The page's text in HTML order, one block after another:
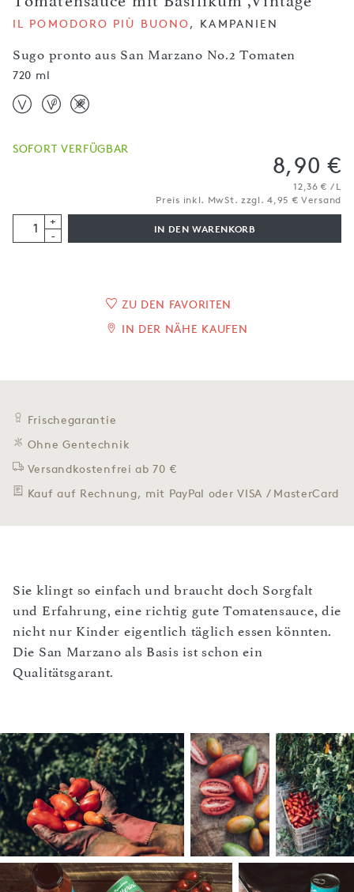
Sugo pronto aus San Marzano No.2 Tomaten
IL POMODORO PIÙ BUONO, KAMPANIEN
720 ml
SOFORT VERFÜGBAR
8,90 €
12,36 € / L
Preis inkl. MwSt. zzgl. 4,95 € Versand
+
-
IN DEN WARENKORB
ZU DEN FAVORITEN
IN DER NÄHE KAUFEN
Frischegarantie
Ohne Gentechnik
Versandkostenfrei ab 70 €
Kauf auf Rechnung, mit PayPal oder VISA / MasterCard
Sie klingt so einfach und braucht doch Sorgfalt
und Erfahrung, eine richtig gute Tomatensauce, die
nicht nur Kinder eigentlich täglich essen könnten.
Die San Marzano als Basis ist schon ein
Qualitätsgarant.